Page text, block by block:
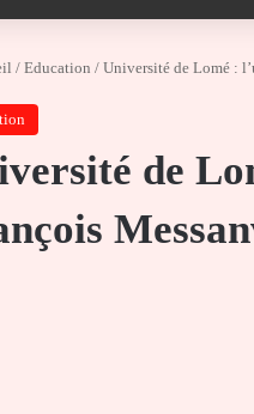
/ Education / Université de Lomé :
de